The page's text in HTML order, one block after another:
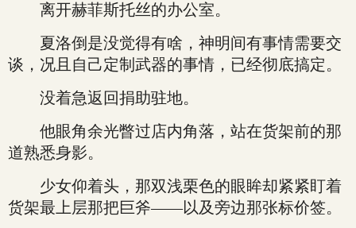
离开赫菲斯托丝的办公室。
夏洛倒是没觉得有啥，神明间有事情需要交
谈，况且自己定制武器的事情，已经彻底搞定。
没着急返回捐助驻地。
他眼角余光瞥过店内角落，站在货架前的那
道熟悉身影。
少女仰着头，那双浅栗色的眼眸却紧紧盯着
货架最上层那把巨斧——以及旁边那张标价签。